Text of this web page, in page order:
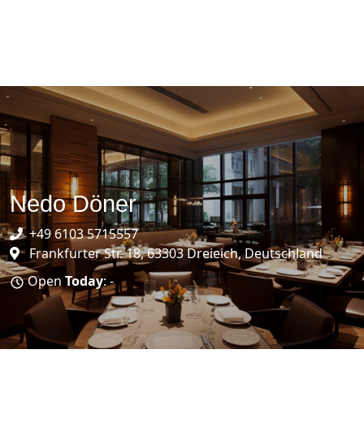
Nedo Döner
+49 6103 5715557
Frankfurter Str. 18, 63303 Dreieich, Deutschland
Open Today: -